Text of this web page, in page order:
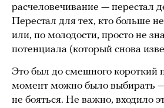
расчеловечивание — перестал
Перестал для тех, кто больше
или, по молодости, просто не
потенциала (который снова
Это был до смешного короткий
момент можно было выбирать
не бояться. Не важно, входило